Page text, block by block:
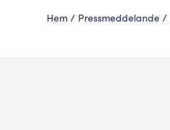
Hem / Pressmeddelande /